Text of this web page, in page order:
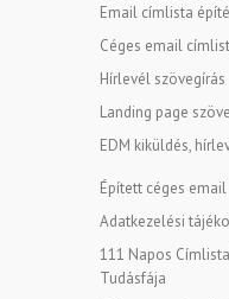
Email címlista
Céges email
Hírlevél szövegírás
Landing page
EDM kiküldés,
Épített céges email
Adatkezelési
111 Napos
Tudásfája